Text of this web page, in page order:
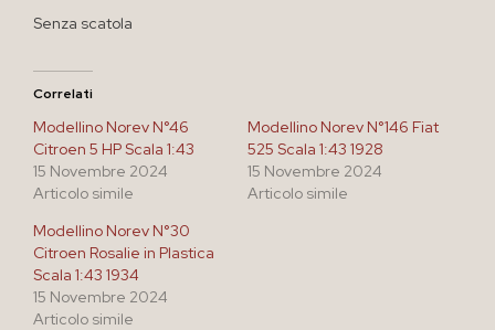
Senza scatola
Correlati
Modellino Norev N°46
Citroen 5 HP Scala 1:43
15 Novembre 2024
Articolo simile
Modellino Norev N°146 Fiat
525 Scala 1:43 1928
15 Novembre 2024
Articolo simile
Modellino Norev N°30
Citroen Rosalie in Plastica
Scala 1:43 1934
15 Novembre 2024
Articolo simile